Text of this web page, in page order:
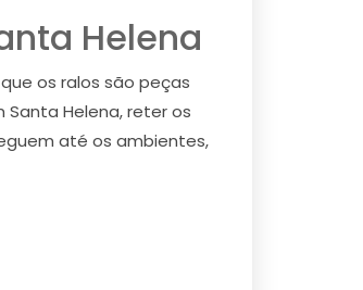
Helena
os ralos são peças
Helena, reter os
até os ambientes,